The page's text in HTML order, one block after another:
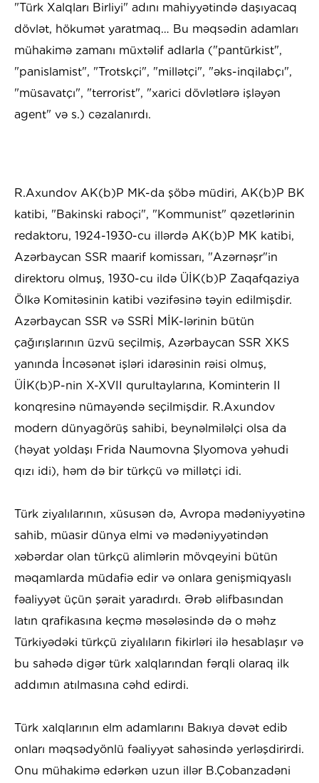
"Türk Xalqları Birliyi" adını mahiyyətində daşıyacaq
dövlət, hökumət yaratmaq… Bu məqsədin adamları
mühakimə zamanı müxtəlif adlarla ("pantürkist",
"panislamist", "Trotskçi", "millətçi", "əks-inqilabçı",
"müsavatçı", "terrorist", "xarici dövlətlərə işləyən
agent" və s.) cəzalanırdı.
R.Axundov AK(b)P MK-da şöbə müdiri, AK(b)P BK
katibi, "Bakinski raboçi", "Kommunist" qəzetlərinin
redaktoru, 1924-1930-cu illərdə AK(b)P MK katibi,
Azərbaycan SSR maarif komissarı, "Azərnəşr"in
direktoru olmuş, 1930-cu ildə ÜİK(b)P Zaqafqaziya
Ölkə Komitəsinin katibi vəzifəsinə təyin edilmişdir.
Azərbaycan SSR və SSRİ MİK-lərinin bütün
çağırışlarının üzvü seçilmiş, Azərbaycan SSR XKS
yanında İncəsənət işləri idarəsinin rəisi olmuş,
ÜİK(b)P-nin X-XVII qurultaylarına, Kominterin II
konqresinə nümayəndə seçilmişdir. R.Axundov
modern dünyagörüş sahibi, beynəlmiləlçi olsa da
(həyat yoldaşı Frida Naumovna Şlyomova yəhudi
qızı idi), həm də bir türkçü və millətçi idi.
Türk ziyalılarının, xüsusən də, Avropa mədəniyyətinə
sahib, müasir dünya elmi və mədəniyyətindən
xəbərdar olan türkçü alimlərin mövqeyini bütün
məqamlarda müdafiə edir və onlara genişmiqyaslı
fəaliyyət üçün şərait yaradırdı. Ərəb əlifbasından
latın qrafikasına keçmə məsələsində də o məhz
Türkiyədəki türkçü ziyalıların fikirləri ilə hesablaşır və
bu sahədə digər türk xalqlarından fərqli olaraq ilk
addımın atılmasına cəhd edirdi.
Türk xalqlarının elm adamlarını Bakıya dəvət edib
onları məqsədyönlü fəaliyyət sahəsində yerləşdirirdi.
Onu mühakimə edərkən uzun illər B.Çobanzadəni